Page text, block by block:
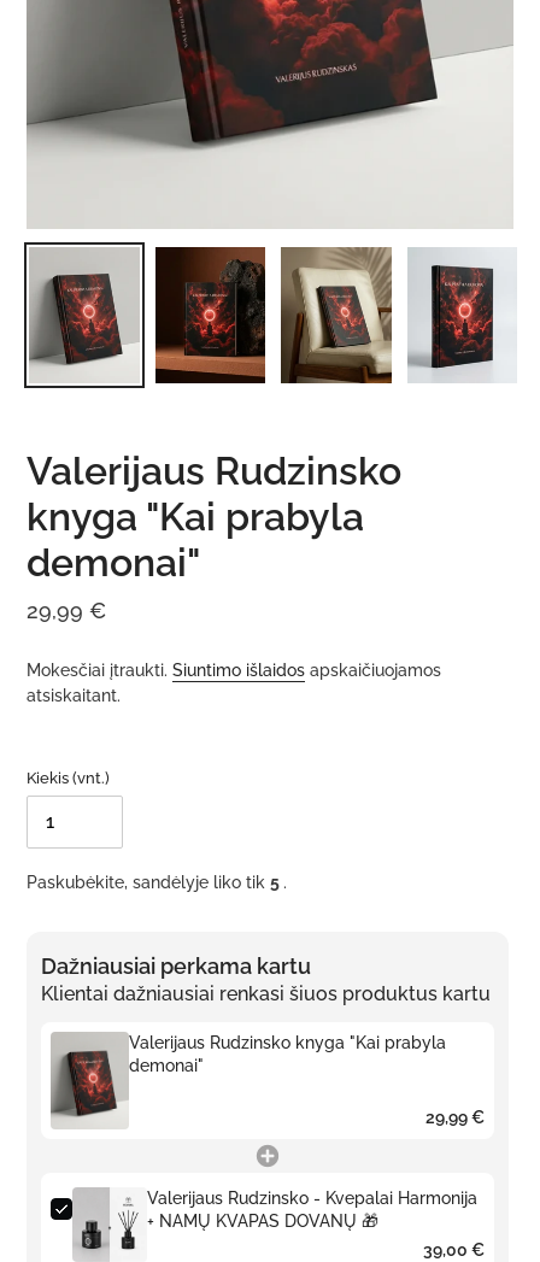
Valerijaus Rudzinsko
knyga "Kai prabyla
demonai"
Įprasta
29,99 €
Mokesčiai įtraukti. Siuntimo išlaidos apskaičiuojamos
atsiskaitant.
Kiekis (vnt.)
Paskubėkite, sandėlyje liko tik 5 .
Dažniausiai perkama kartu
Klientai dažniausiai renkasi šiuos produktus kartu
Valerijaus Rudzinsko knyga "Kai prabyla
demonai"
29,99 €
Valerijaus Rudzinsko - Kvepalai Harmonija
+ NAMŲ KVAPAS DOVANŲ 🎁
39,00 €